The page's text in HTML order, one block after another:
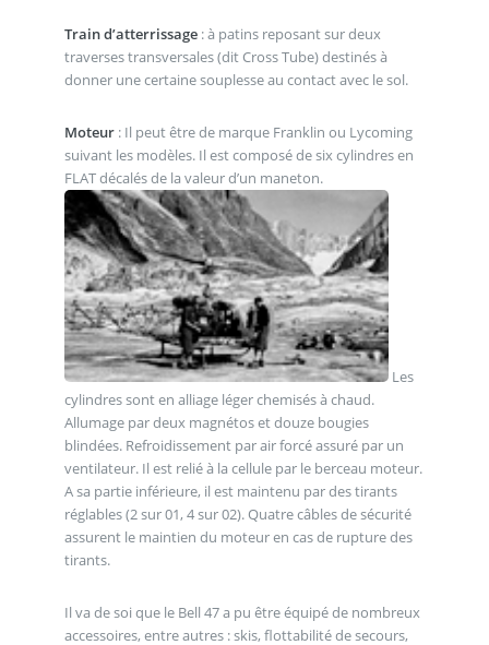
Train d’atterrissage: à patins reposant sur deux
traverses transversales (dit Cross Tube) destinés à
donner une certaine souplesse au contact avec le sol.
Moteur: Il peut être de marque Franklin ou Lycoming
suivant les modèles. Il est composé de six cylindres en
FLAT décalés de la valeur d’un maneton.
Les
cylindres sont en alliage léger chemisés à chaud.
Allumage par deux magnétos et douze bougies
blindées. Refroidissement par air forcé assuré par un
ventilateur. Il est relié à la cellule par le berceau moteur.
A sa partie inférieure, il est maintenu par des tirants
réglables (2 sur 01, 4 sur 02). Quatre câbles de sécurité
assurent le maintien du moteur en cas de rupture des
tirants.
Il va de soi que le Bell 47 a pu être équipé de nombreux
accessoires, entre autres : skis, flottabilité de secours,